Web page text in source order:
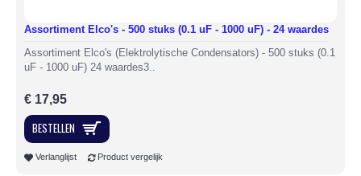
Assortiment Elco's - 500 stuks (0.1 uF - 1000 uF) - 24 waardes
Assortiment Elco's (Elektrolytische Condensators) - 500 stuks (0.1
uF - 1000 uF) 24 waardes3..
€ 17,95
BESTELLEN
Verlanglijst Product vergelijk